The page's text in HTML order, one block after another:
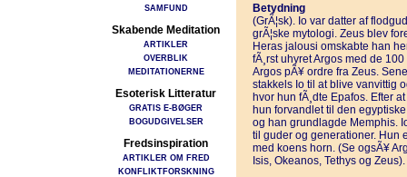
SAMFUND
Skabende Meditation
ARTIKLER
OVERBLIK
MEDITATIONERNE
Esoterisk Litteratur
GRATIS E-BØGER
BOGUDGIVELSER
Fredsinspiration
ARTIKLER OM FRED
KONFLIKTFORSKNING
Betydning
(GrÃ¦sk). Io var datter af
grÃ¦ske mytologi. Zeus blev
Heras jalousi omskabte han
fÃ¸rst uhyret Argos med de
Argos pÃ¥ ordre fra Zeus.
stakkels Io til at blive vanvittig
hvor hun fÃ¸dte Epafos. Efter
hun forvandlet til den
og han grundlagde Memphis.
til guder og generationer. Hun
med koens horn. (Se ogsÃ¥
Isis, Okeanos, Tethys og Zeus).